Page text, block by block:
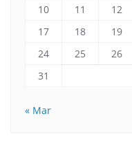
10
11 12
17
18 19
24
25 26
31
« Mar